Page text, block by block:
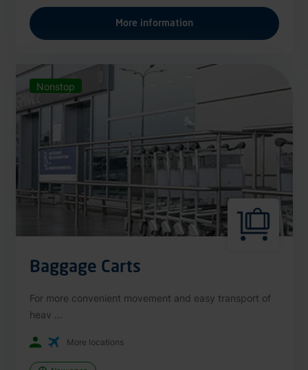
More information
Nonstop
Baggage Carts
For more convenient movement and easy transport of
heav ...
More locations